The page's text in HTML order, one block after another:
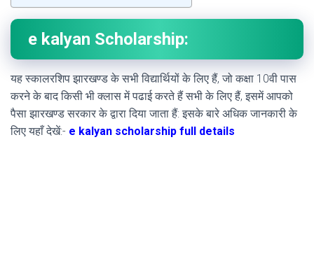
e kalyan Scholarship:
यह स्कालरशिप झारखण्ड के सभी विद्यार्थियों के लिए हैं, जो कक्षा 10वी पास
करने के बाद किसी भी क्लास में पढाई करते हैं सभी के लिए हैं, इसमें आपको
पैसा झारखण्ड सरकार के द्वारा दिया जाता हैं: इसके बारे अधिक जानकारी के
लिए यहाँ देखें:- e kalyan scholarship full details